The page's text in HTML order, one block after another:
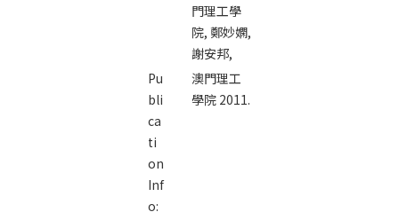
門理工學
院, 鄭妙嫻,
謝安邦,
Pu
bli
ca
ti
on
Inf
o:
澳門理工
學院 2011.